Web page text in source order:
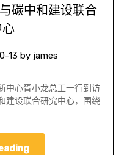
碳中和建设联合
13 by james
中心胥小龙总工一行到访
建设联合研究中心，围绕